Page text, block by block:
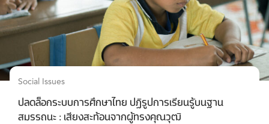
Social Issues
ปลดล็อกระบบการศึกษาไทย ปฏิรูปการเรียนรู้บนฐาน
สมรรถนะ : เสียงสะท้อนจากผู้ทรงคุณวุฒิ